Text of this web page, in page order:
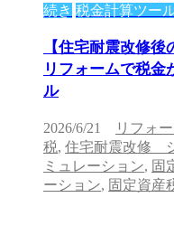
続き 税金計算ツー
【住宅耐震改修後
リフォームで税金
ル
2026/6/21 リフォ
税, 住宅耐震改修
ミュレーション, 固
ーション, 固定資産